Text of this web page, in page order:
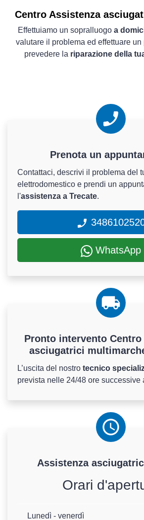
Centro Assistenza
Effettuiamo un sopralluogo a
valutare il problema ed effettuare
prevedere la riparazione della
Prenota un
Contattaci, descrivi il problema del
elettrodomestico e prendi un
l'assistenza a Trecate.
WhatsApp
Pronto intervento
asciugatrici
L’uscita del nostro tecnico
prevista nelle 24/48 ore successive
Assistenza
Orari
Lunedì - venerdì